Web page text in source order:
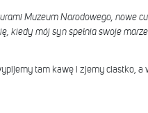
Muzeum Narodowego, nowe
kiedy mój syn spełnia swoje
tam kawę i zjemy ciastko, a